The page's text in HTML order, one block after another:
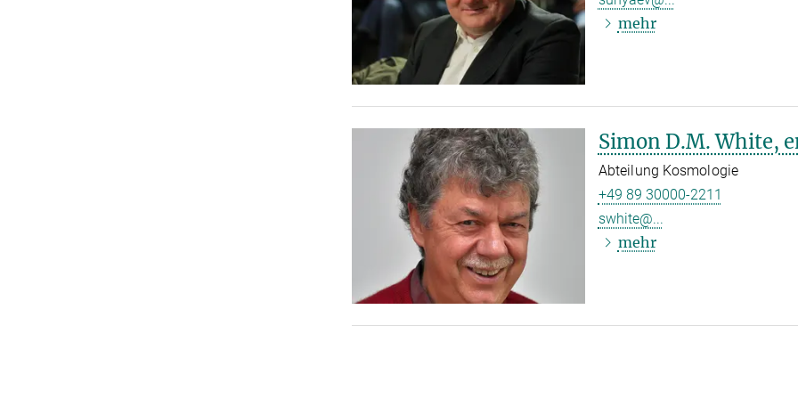
mehr
Simon D.M. White,
Abteilung Kosmologie
+49 89 30000-2211
swhite@...
mehr